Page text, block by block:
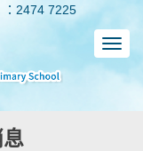
：2474 7225